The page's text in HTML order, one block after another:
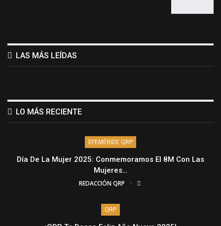
LAS MÁS LEÍDAS
LO MÁS RECIENTE
EFEMÉRIDE QRP
Día De La Mujer 2025: Conmemoramos El 8M Con Las
Mujeres…
REDACCIÓN QRP
QRP